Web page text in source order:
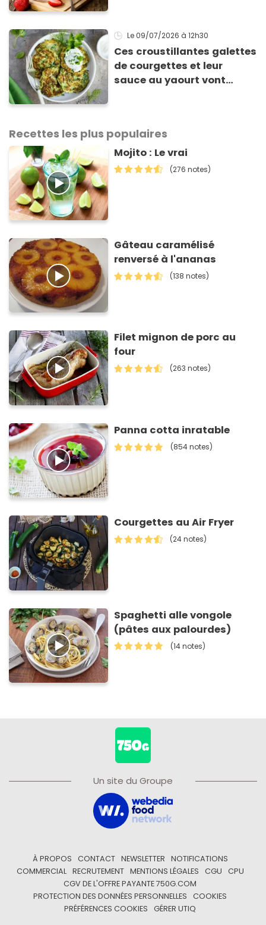
Le 09/07/2026 à 12h30
Ces croustillantes galettes
de courgettes et leur
sauce au yaourt vont
Recettes les plus populaires
Mojito : Le vrai
(276 notes)
Gâteau caramélisé
renversé à l'ananas
(138 notes)
Filet mignon de porc au
four
(263 notes)
Panna cotta inratable
(854 notes)
Courgettes au Air Fryer
(24 notes)
Spaghetti alle vongole
(pâtes aux palourdes)
(14 notes)
Un site du Groupe
À PROPOS CONTACT NEWSLETTER
NOTIFICATIONS
COMMERCIAL
RECRUTEMENT MENTIONS LÉGALES CGU
CPU
CGV DE L'OFFRE PAYANTE 750G.COM
PROTECTION DES DONNÉES PERSONNELLES
COOKIES
PRÉFÉRENCES COOKIES
GÉRER UTIQ